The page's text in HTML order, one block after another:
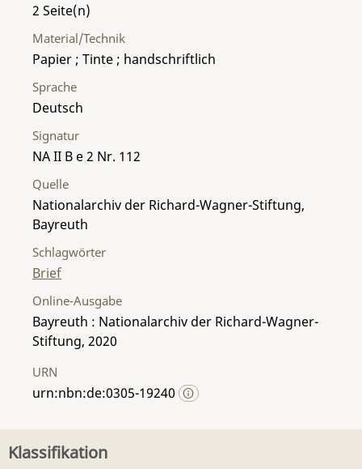
2
Material/Technik
Papier ; Tinte ; handschriftlich
Sprache
Deutsch
Signatur
NA II B e 2 Nr. 112
Quelle
Nationalarchiv der Richard-Wagner-Stiftung,
Bayreuth
Schlagwörter
Brief
Online-Ausgabe
Bayreuth : Nationalarchiv der Richard-Wagner-
Stiftung, 2020
URN
urn:nbn:de:0305-19240
Klassifikation